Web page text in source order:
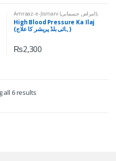
Amraaz-e-Jismani (امراض جسمانی),
High Blood Pressure (ہائی بلڈ
پریشر) ,Tayyar Ruhani Ilaj (تیار روحانی
علاج)
High Blood Pressure Ka Ilaj
(ہائی بلڈ پریشر کا علاج)
₨2,300
all 6 results